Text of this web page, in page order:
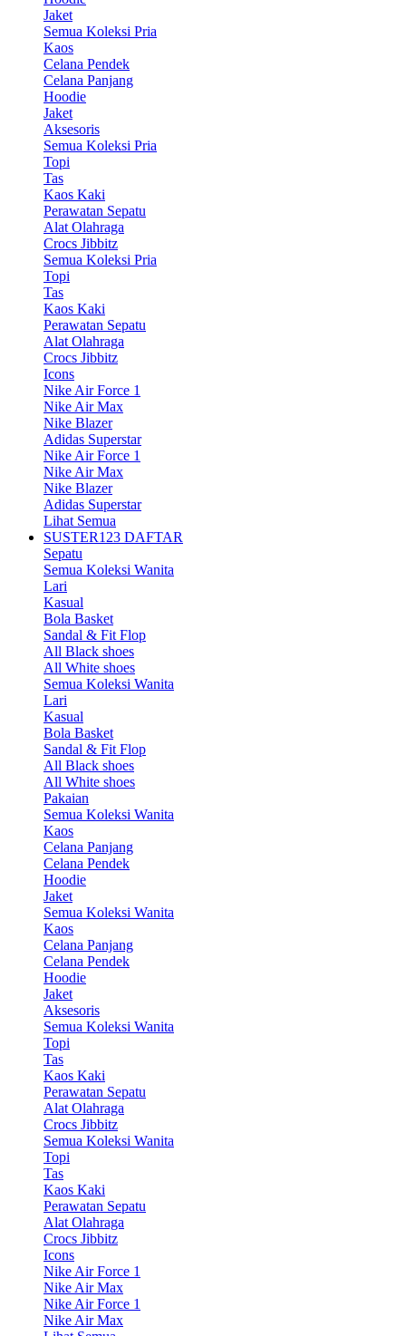
Jaket
Semua Koleksi Pria
Kaos
Celana Pendek
Celana Panjang
Hoodie
Jaket
Aksesoris
Semua Koleksi Pria
Topi
Tas
Kaos Kaki
Perawatan Sepatu
Alat Olahraga
Crocs Jibbitz
Semua Koleksi Pria
Topi
Tas
Kaos Kaki
Perawatan Sepatu
Alat Olahraga
Crocs Jibbitz
Icons
Nike Air Force 1
Nike Air Max
Nike Blazer
Adidas Superstar
Nike Air Force 1
Nike Air Max
Nike Blazer
Adidas Superstar
Lihat Semua
SUSTER123 DAFTAR
Sepatu
Semua Koleksi Wanita
Lari
Kasual
Bola Basket
Sandal & Fit Flop
All Black shoes
All White shoes
Semua Koleksi Wanita
Lari
Kasual
Bola Basket
Sandal & Fit Flop
All Black shoes
All White shoes
Pakaian
Semua Koleksi Wanita
Kaos
Celana Panjang
Celana Pendek
Hoodie
Jaket
Semua Koleksi Wanita
Kaos
Celana Panjang
Celana Pendek
Hoodie
Jaket
Aksesoris
Semua Koleksi Wanita
Topi
Tas
Kaos Kaki
Perawatan Sepatu
Alat Olahraga
Crocs Jibbitz
Semua Koleksi Wanita
Topi
Tas
Kaos Kaki
Perawatan Sepatu
Alat Olahraga
Crocs Jibbitz
Icons
Nike Air Force 1
Nike Air Max
Nike Air Force 1
Nike Air Max